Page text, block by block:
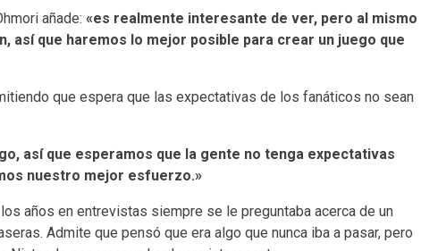
añade: «es realmente interesante de ver, pero al mismo
así que haremos lo mejor posible para crear un juego que
que espera que las expectativas de los fanáticos no sean
así que esperamos que la gente no tenga expectativas
nuestro mejor esfuerzo.»
años en entrevistas siempre se le preguntaba acerca de un
Admite que pensó que era algo que nunca iba a pasar, pero